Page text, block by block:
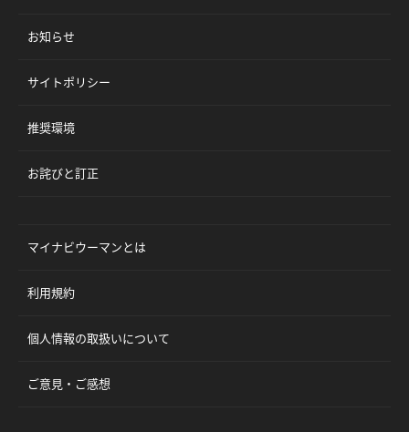
お知らせ
サイトポリシー
推奨環境
お詫びと訂正
マイナビウーマンとは
利用規約
個人情報の取扱いについて
ご意見・ご感想